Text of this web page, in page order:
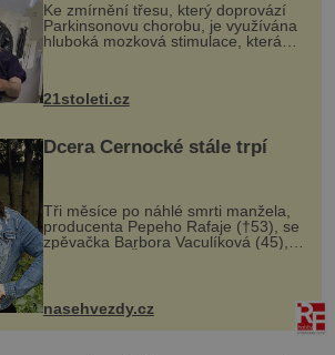
Ke zmírnění třesu, který doprovází
Parkinsonovu chorobu, je využívána
hluboká mozková stimulace, která
však vyžaduje vysoce invazivní
zákrok. Ultrazvuk zase není vhodný
k dostatečně přesnému zacílení ...
21stoleti.cz
Dcera Černocké stále trpí
Tři měsíce po náhlé smrti manžela,
producenta Pepeho Rafaje (†53), se
zpěvačka Barbora Vaculíková (45),
dcera Petry Černocké (75), poprvé
ozvala veřejnosti. Na sociální síti
sdílela, že se snaží fung...
nasehvezdy.cz